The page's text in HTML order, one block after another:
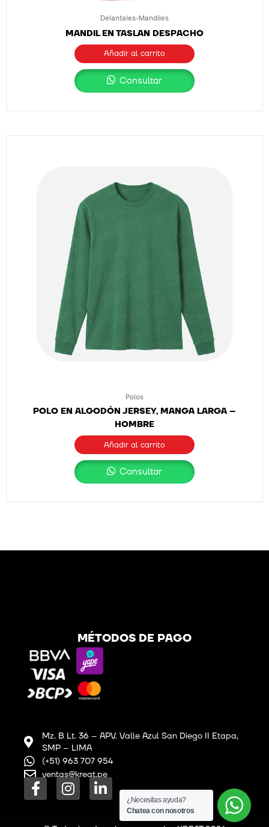
Delantales-Mandiles
MANDIL EN TASLAN DESPACHO
Añadir al carrito
Consultar
Polos
POLO EN ALGODÓN JERSEY, MANGA LARGA –
HOMBRE
Añadir al carrito
Consultar
MÉTODOS DE PAGO
Mz. B Lt. 36 – APV. Valle Azul San Diego II Etapa,
SMP – LIMA
(+51) 963 707 954
ventas@kreat.pe
F
a
I
n
L
i
¿Necesitas ayuda?
Chatea con nosotros